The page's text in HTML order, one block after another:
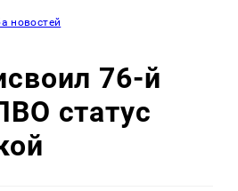
новостей
76-й
статус